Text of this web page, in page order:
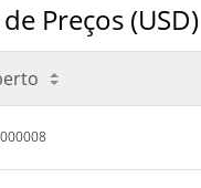
Preços (USD)